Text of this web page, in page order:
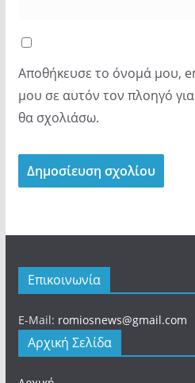
Αποθήκευσε το όνομά μου,
μου σε αυτόν τον πλοηγό
θα σχολιάσω.
Επικοινωνία
E-Mail: romiosnews@gmail.com
Αρχική Σελίδα